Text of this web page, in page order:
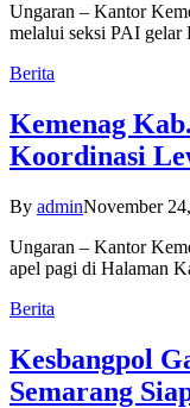
Ungaran – Kantor
melalui seksi PAI
Berita
Kemenag
Koordinasi
By adminNovember
Ungaran – Kantor
apel pagi di Halaman
Berita
Kesbangpol
Semarang